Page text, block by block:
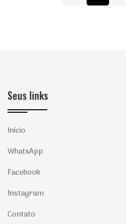
Seus links
Início
WhatsApp
Facebook
Instagram
Contato